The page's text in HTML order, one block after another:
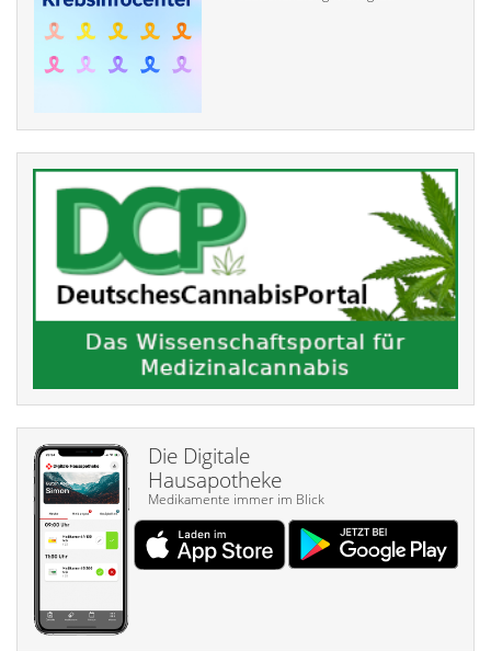
Die Digitale
Hausapotheke
Medikamente immer im Blick